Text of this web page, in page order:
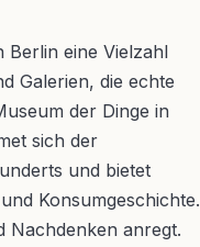
Berlin eine Vielzahl
Galerien, die echte
der Dinge in
sich der
und bietet
Konsumgeschichte.
Nachdenken anregt.